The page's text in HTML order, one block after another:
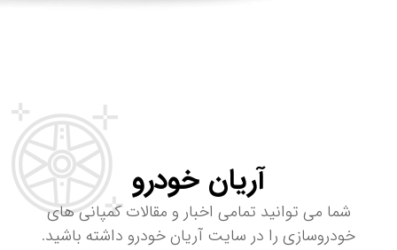
آریان خودرو
شما می توانید تمامی اخبار و مقالات کمپانی های
خودروسازی را در سایت آریان خودرو داشته باشید.